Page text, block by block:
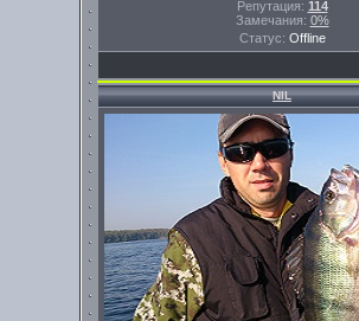
Репутация: 114
Замечания: 0%
Статус: Offline
NIL